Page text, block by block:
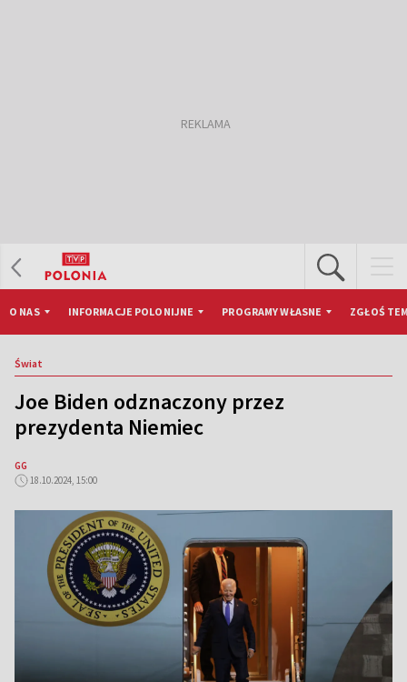
O NAS INFORMACJE POLONIJNE PROGRAMY WŁASNE ZGŁOŚ
Świat
Joe Biden odznaczony przez
prezydenta Niemiec
GG
18.10.2024, 15:00